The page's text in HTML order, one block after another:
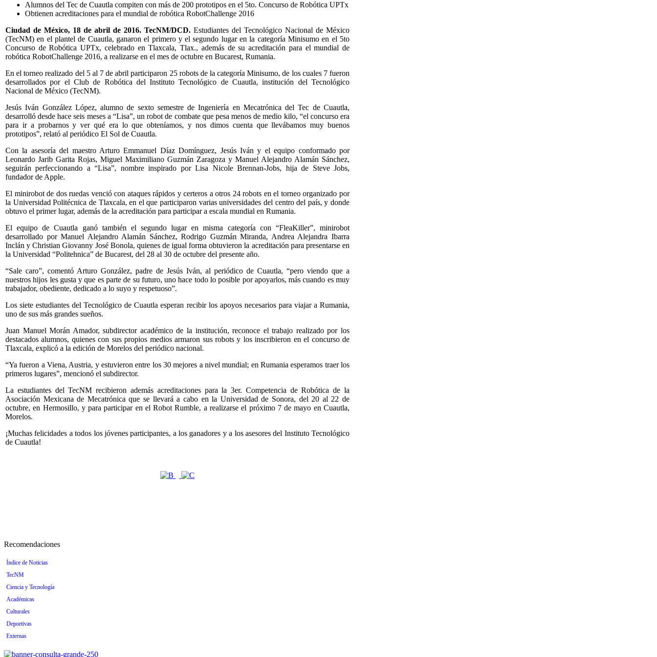
Alumnos del Tec de Cuautla compiten con más de 200 prototipos en el 5to. Concurso de Robótica UPTx
Obtienen acreditaciones para el mundial de robótica RobotChallenge 2016
Ciudad de México, 18 de abril de 2016. TecNM/DCD. Estudiantes del Tecnológico Nacional de México
(TecNM) en el plantel de Cuautla, ganaron el primero y el segundo lugar en la categoría Minisumo en el 5to
Concurso de Robótica UPTx, celebrado en Tlaxcala, Tlax., además de su acreditación para el mundial de
robótica RobotChallenge 2016, a realizarse en el mes de octubre en Bucarest, Rumania.
En el torneo realizado del 5 al 7 de abril participaron 25 robots de la categoría Minisumo, de los cuales 7 fueron
desarrollados por el Club de Robótica del Instituto Tecnológico de Cuautla, institución del Tecnológico
Nacional de México (TecNM).
Jesús Iván González López, alumno de sexto semestre de Ingeniería en Mecatrónica del Tec de Cuautla,
desarrolló desde hace seis meses a “Lisa”, un robot de combate que pesa menos de medio kilo, “el concurso era
para ir a probarnos y ver qué era lo que obteníamos, y nos dimos cuenta que llevábamos muy buenos
prototipos”, relató al periódico El Sol de Cuautla.
Con la asesoría del maestro Arturo Emmanuel Díaz Domínguez, Jesús Iván y el equipo conformado por
Leonardo Jarib Garita Rojas, Miguel Maximiliano Guzmán Zaragoza y Manuel Alejandro Alamán Sánchez,
seguirán perfeccionando a “Lisa”, nombre inspirado por Lisa Nicole Brennan-Jobs, hija de Steve Jobs,
fundador de Apple.
El minirobot de dos ruedas venció con ataques rápidos y certeros a otros 24 robots en el torneo organizado por
la Universidad Politécnica de Tlaxcala, en el que participaron varias universidades del centro del país, y donde
obtuvo el primer lugar, además de la acreditación para participar a escala mundial en Rumania.
El equipo de Cuautla ganó también el segundo lugar en misma categoría con “FleaKiller”, minirobot
desarrollado por Manuel Alejandro Alamán Sánchez, Rodrigo Guzmán Miranda, Andrea Alejandra Ibarra
Inclán y Christian Giovanny José Bonola, quienes de igual forma obtuvieron la acreditación para presentarse en
la Universidad “Politehnica” de Bucarest, del 28 al 30 de octubre del presente año.
“Sale caro”, comentó Arturo González, padre de Jesús Iván, al periódico de Cuautla, “pero viendo que a
nuestros hijos les gusta y que es parte de su futuro, uno hace todo lo posible por apoyarlos, más cuando es muy
trabajador, obediente, dedicado a lo suyo y respetuoso”.
Los siete estudiantes del Tecnológico de Cuautla esperan recibir los apoyos necesarios para viajar a Rumania,
uno de sus más grandes sueños.
Juan Manuel Morán Amador, subdirector académico de la institución, reconoce el trabajo realizado por los
destacados alumnos, quienes con sus propios medios armaron sus robots y los inscribieron en el concurso de
Tlaxcala, explicó a la edición de Morelos del periódico nacional.
“Ya fueron a Viena, Austria, y estuvieron entre los 30 mejores a nivel mundial; en Rumania esperamos traer los
primeros lugares”, mencionó el subdirector.
La estudiantes del TecNM recibieron además acreditaciones para la 3er. Competencia de Robótica de la
Asociación Mexicana de Mecatrónica que se llevará a cabo en la Universidad de Sonora, del 20 al 22 de
octubre, en Hermosillo, y para participar en el Robot Rumble, a realizarse el próximo 7 de mayo en Cuautla,
Morelos.
¡Muchas felicidades a todos los jóvenes participantes, a los ganadores y a los asesores del Instituto Tecnológico
de Cuautla!
Recomendaciones
Índice de Noticias
TecNM
Ciencia y Tecnología
Académicas
Culturales
Deportivas
Externas